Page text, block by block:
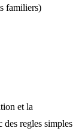
familiers)
et la
des regles simples